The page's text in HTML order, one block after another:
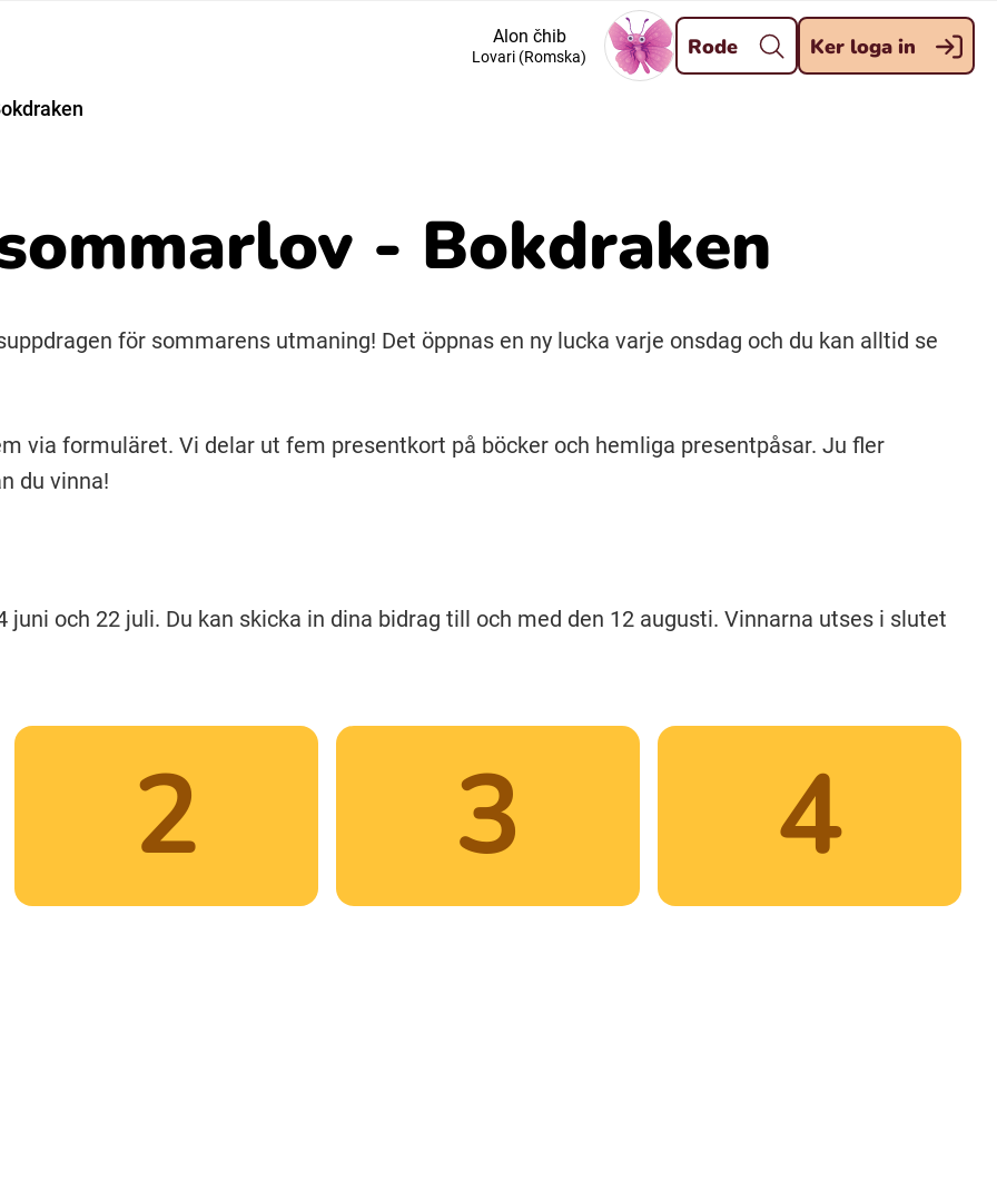
Stäng
Meänkieli
Ubmejesámiengiälla (Umesamiska) Kaale (Romska)
Alon čhib
Lovari (Romska) Rode Ker loga in
- Bokdraken
för sommarens utmaning! Det öppnas en ny lucka varje onsdag och du kan alltid se
via formuläret. Vi delar ut fem presentkort på böcker och hemliga presentpåsar. Ju fler
du vinna!
juni och 22 juli. Du kan skicka in dina bidrag till och med den 12 augusti. Vinnarna utses i slutet
2 3 4